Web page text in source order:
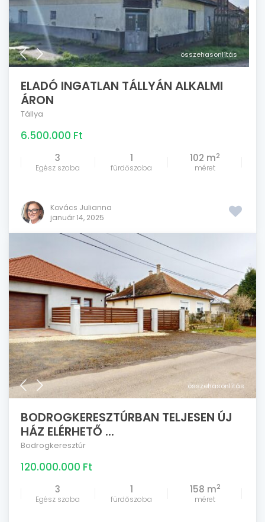
összehasonlítás
ELADÓ INGATLAN TÁLLYÁN ALKALMI
ÁRON
Tállya
6.500.000 Ft
3
Egész szoba
1
fürdőszoba
102 m2
méret
Kovács Julianna
január 14, 2025
összehasonlítás
BODROGKERESZTÚRBAN TELJESEN ÚJ
HÁZ ELÉRHETŐ ...
Bodrogkeresztúr
120.000.000 Ft
3
Egész szoba
1
fürdőszoba
158 m2
méret